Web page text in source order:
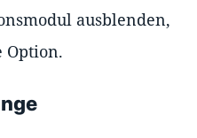
ausblenden,